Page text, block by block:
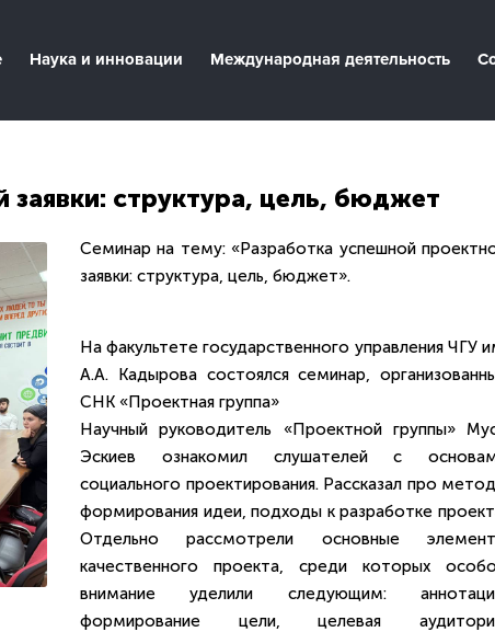
Наука и инновации Международная деятельность
заявки: структура, цель, бюджет
Семинар на тему: «Разработка успешной
заявки: структура, цель, бюджет».
На факультете государственного управления ЧГУ
А.А. Кадырова состоялся семинар,
СНК «Проектная группа»
Научный руководитель «Проектной группы»
Эскиев ознакомил слушателей с
социального проектирования. Рассказал про
формирования идеи, подходы к разработке
Отдельно рассмотрели основные
качественного проекта, среди которых
внимание уделили следующим:
формирование цели, целевая